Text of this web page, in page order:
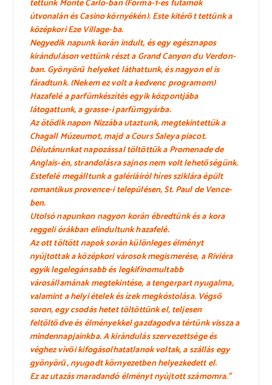
tettünkMonte Carlo-ban (Forma-1-es futamok
útvonalán és Casino környékén). Este kitérőt tettünk a
középkori Eze Village-ba.
Negyedik napunk korán indult, és egy egésznapos
kiránduláson vettünk részt aGrand Canyon du Verdon-
ban. Gyönyörű helyeket láthattunk, és nagyon el is
fáradtunk. (Nekem ez volt a kedvenc programom)
Hazafelé a parfümkészítés egyik központjába
látogattunk, a grasse-i parfümgyárba.
Az ötödik naponNizzába utaztunk, megtekintettük a
Chagall Múzeumot, majd a Cours Saleya piacot.
Délutánunkat napozással töltöttük a Promenade de
Anglais-én, strandolásra sajnos nem volt lehetőségünk.
Estefelé megálltunk a galériáiról híres sziklára épült
romantikus provence-i településen,St. Paul de Vence-
ben.
Utolsó napunkon nagyon korán ébredtünk és a kora
reggeli órákban elindultunk hazafelé.
Az ott töltött napok során különleges élményt
nyújtottak a középkori városok megismerése, a Riviéra
egyik legelegánsabb és legkifinomultabb
városállamának megtekintése, a tengerpart nyugalma,
valamint a helyi ételek és ízek megkóstolása. Végső
soron, egy csodás hetet töltöttünk el, teljesen
feltöltődve és élményekkel gazdagodva tértünk vissza a
mindennapjainkba. A kirándulás szervezettsége és
véghez vívői kifogásolhatatlanok voltak, a szállás egy
gyönyörű, nyugodt környezetben helyezkedett el.
Ez az utazás maradandó élményt nyújtott számomra.”